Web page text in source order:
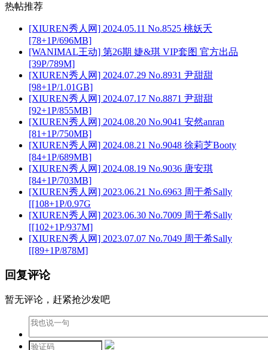
热帖推荐
[XIUREN秀人网] 2024.05.11 No.8525 桃妖夭
[78+1P/696MB]
[WANIMAL王动] 第26期 婕&琪 VIP套图 官方出品
[39P/789M]
[XIUREN秀人网] 2024.07.29 No.8931 尹甜甜
[98+1P/1.01GB]
[XIUREN秀人网] 2024.07.17 No.8871 尹甜甜
[92+1P/855MB]
[XIUREN秀人网] 2024.08.20 No.9041 安然anran
[81+1P/750MB]
[XIUREN秀人网] 2024.08.21 No.9048 徐莉芝Booty
[84+1P/689MB]
[XIUREN秀人网] 2024.08.19 No.9036 唐安琪
[84+1P/703MB]
[XIUREN秀人网] 2023.06.21 No.6963 周于希Sally
[[108+1P/0.97G
[XIUREN秀人网] 2023.06.30 No.7009 周于希Sally
[[102+1P/937M]
[XIUREN秀人网] 2023.07.07 No.7049 周于希Sally
[[89+1P/878M]
回复评论
暂无评论，赶紧抢沙发吧